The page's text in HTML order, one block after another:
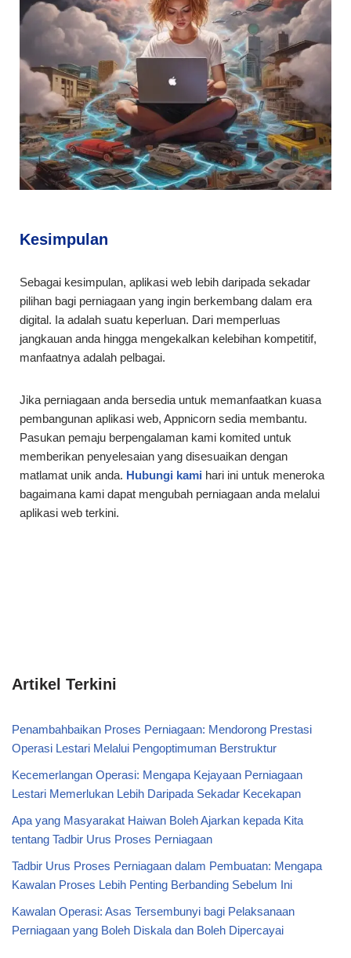
Kesimpulan
Sebagai kesimpulan, aplikasi web lebih daripada sekadar
pilihan bagi perniagaan yang ingin berkembang dalam era
digital. Ia adalah suatu keperluan. Dari memperluas
jangkauan anda hingga mengekalkan kelebihan kompetitif,
manfaatnya adalah pelbagai.
Jika perniagaan anda bersedia untuk memanfaatkan kuasa
pembangunan aplikasi web, Appnicorn sedia membantu.
Pasukan pemaju berpengalaman kami komited untuk
memberikan penyelesaian yang disesuaikan dengan
matlamat unik anda. Hubungi kami hari ini untuk meneroka
bagaimana kami dapat mengubah perniagaan anda melalui
aplikasi web terkini.
Artikel Terkini
Penambahbaikan Proses Perniagaan: Mendorong Prestasi
Operasi Lestari Melalui Pengoptimuman Berstruktur
Kecemerlangan Operasi: Mengapa Kejayaan Perniagaan
Lestari Memerlukan Lebih Daripada Sekadar Kecekapan
Apa yang Masyarakat Haiwan Boleh Ajarkan kepada Kita
tentang Tadbir Urus Proses Perniagaan
Tadbir Urus Proses Perniagaan dalam Pembuatan: Mengapa
Kawalan Proses Lebih Penting Berbanding Sebelum Ini
Kawalan Operasi: Asas Tersembunyi bagi Pelaksanaan
Perniagaan yang Boleh Diskala dan Boleh Dipercayai